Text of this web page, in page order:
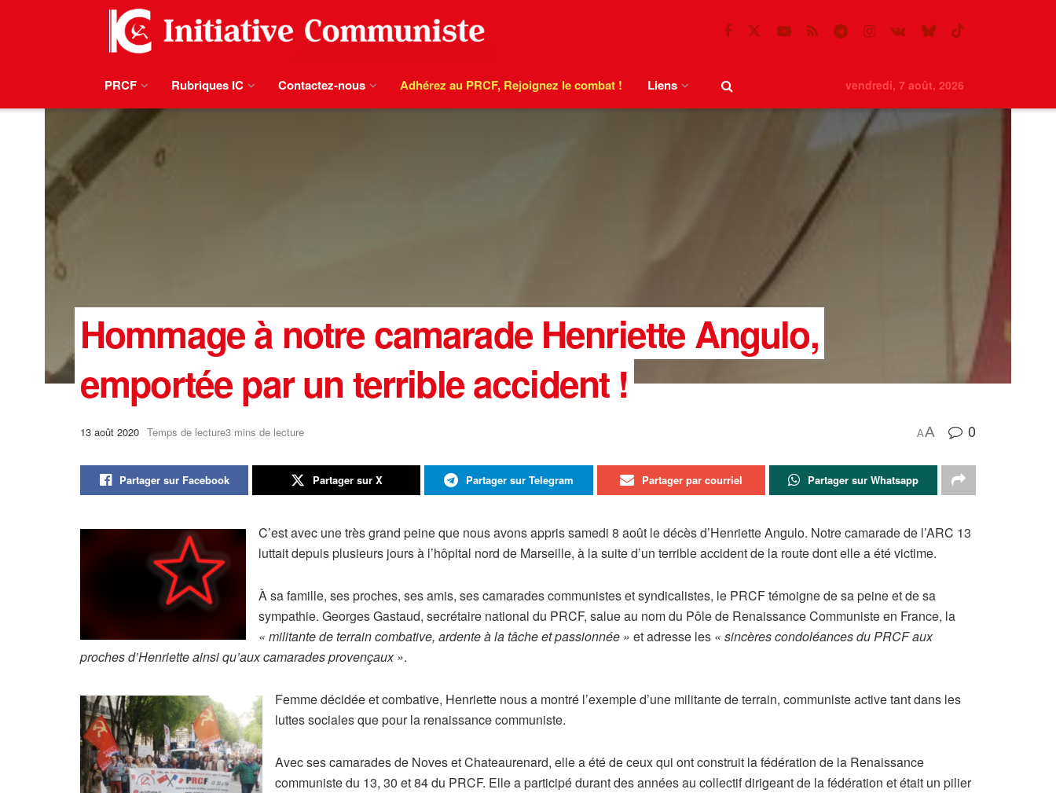
PRCF Rubriques IC Contactez-nous Adhérez au PRCF, Rejoignez le combat ! Liens vendredi, 7 août, 2026
Hommage à notre camarade Henriette Angulo,
emportée par un terrible accident !
13 août 2020 Temps de lecture3 mins de lecture AA 0
Partager sur Facebook Partager sur X Partager sur Telegram Partager par courriel Partager sur Whatsapp
C’est avec une très grand peine que nous avons appris samedi 8 août le décès d’Henriette Angulo. Notre camarade de l’ARC 13
luttait depuis plusieurs jours à l’hôpital nord de Marseille, à la suite d’un terrible accident de la route dont elle a été victime.
À sa famille, ses proches, ses amis, ses camarades communistes et syndicalistes, le PRCF témoigne de sa peine et de sa
sympathie. Georges Gastaud, secrétaire national du PRCF, salue au nom du Pôle de Renaissance Communiste en France, la
« militante de terrain combative, ardente à la tâche et passionnée » et adresse les « sincères condoléances du PRCF aux
proches d’Henriette ainsi qu’aux camarades provençaux ».
Femme décidée et combative, Henriette nous a montré l’exemple d’une militante de terrain, communiste active tant dans les
luttes sociales que pour la renaissance communiste.
Avec ses camarades de Noves et Chateaurenard, elle a été de ceux qui ont construit la fédération de la Renaissance
communiste du 13, 30 et 84 du PRCF. Elle a participé durant des années au collectif dirigeant de la fédération et était un pilier